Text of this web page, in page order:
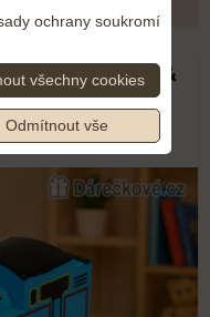
Thomas &
ochrany soukromí
všechny cookies
Odmítnout vše